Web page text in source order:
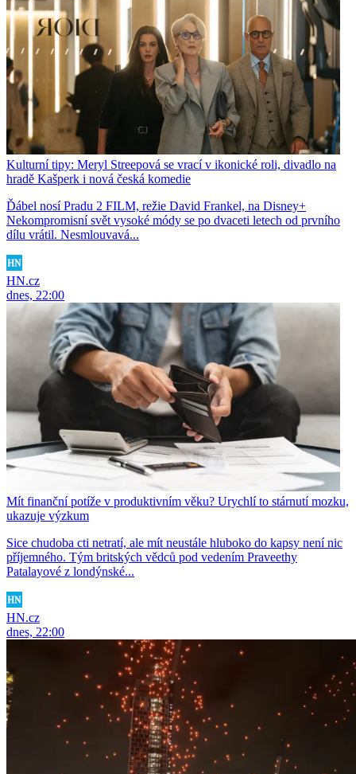
Kulturní tipy: Meryl Streepová se vrací v ikonické roli, divadlo na
hradě Kašperk i nová česká komedie
Ďábel nosí Pradu 2 FILM, režie David Frankel, na Disney+
Nekompromisní svět vysoké módy se po dvaceti letech od prvního
dílu vrátil. Nesmlouvavá...
HN.cz
dnes, 22:00
Mít finanční potíže v produktivním věku? Urychlí to stárnutí mozku,
ukazuje výzkum
Sice chudoba cti netratí, ale mít neustále hluboko do kapsy není nic
příjemného. Tým britských vědců pod vedením Praveethy
Patalayové z londýnské...
HN.cz
dnes, 22:00